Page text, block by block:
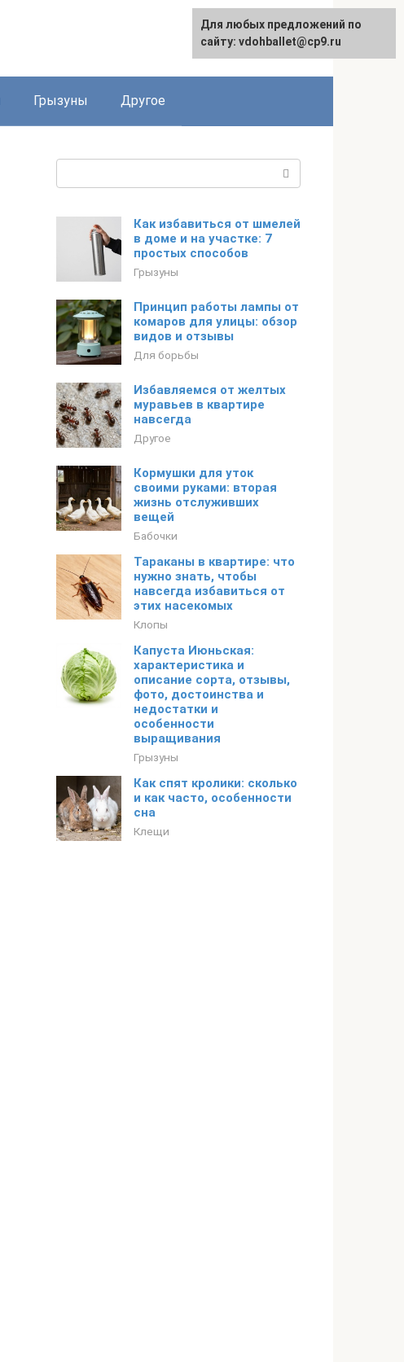
Грызуны Другое
Как избавиться от шмелей
в доме и на участке: 7
простых способов
Грызуны
Принцип работы лампы от
комаров для улицы: обзор
видов и отзывы
Для борьбы
Избавляемся от желтых
муравьев в квартире
навсегда
Другое
Кормушки для уток
своими руками: вторая
жизнь отслуживших
вещей
Бабочки
Тараканы в квартире: что
нужно знать, чтобы
навсегда избавиться от
этих насекомых
Клопы
Капуста Июньская:
характеристика и
описание сорта, отзывы,
фото, достоинства и
недостатки и
особенности
выращивания
Грызуны
Как спят кролики: сколько
и как часто, особенности
сна
Клещи
Для любых предложений по
сайту: vdohballet@cp9.ru